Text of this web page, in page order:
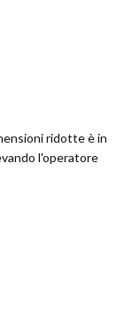
ridotte è in
l'operatore